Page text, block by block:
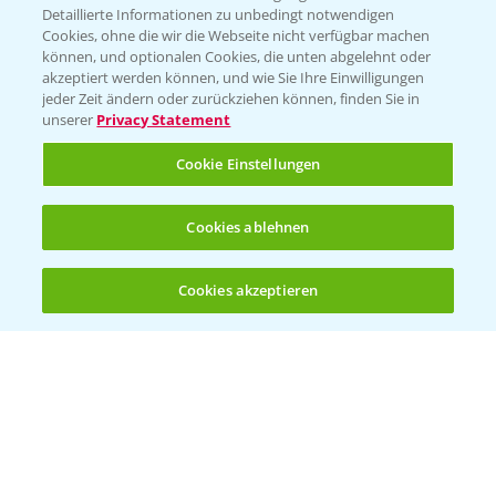
(noch 4)
KONTAKT
Hilfe in Notfällen
T.+49 (0)214/30-20220
Folgen Sie uns
Detaillierte Informationen zu unbedingt notwendigen
Cookies, ohne die wir die Webseite nicht verfügbar machen
können, und optionalen Cookies, die unten abgelehnt oder
akzeptiert werden können, und wie Sie Ihre Einwilligungen
jeder Zeit ändern oder zurückziehen können, finden Sie in
unserer Privacy Statement
Cookie Einstellungen
Cookies ablehnen
Cookies akzeptieren